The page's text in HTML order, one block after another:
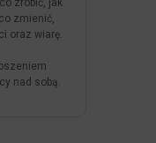
zrobić, jak
zmienić,
oraz wiarę.
nad sobą.